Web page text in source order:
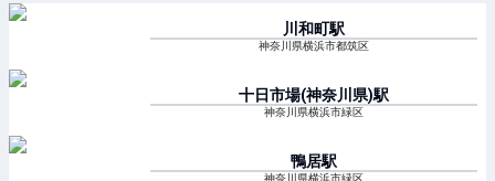
川和町駅
神奈川県横浜市都筑区
十日市場(神奈川県)駅
神奈川県横浜市緑区
鴨居駅
神奈川県横浜市緑区